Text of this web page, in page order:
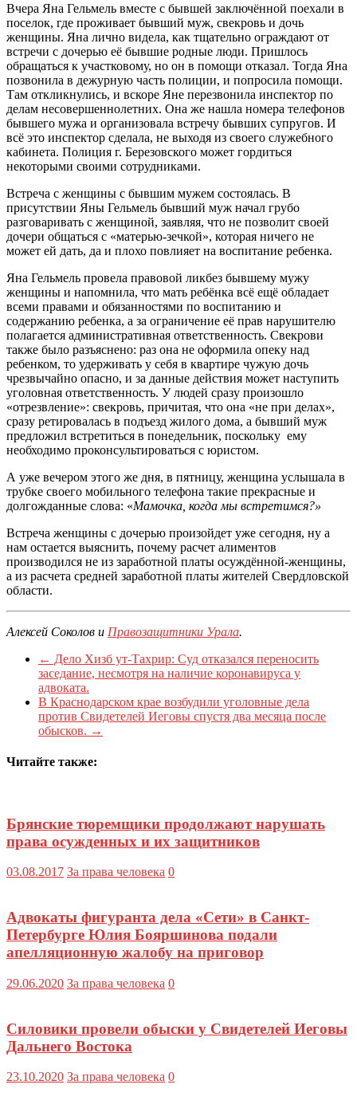
Вчера Яна Гельмель вместе с бывшей заключённой поехали в
поселок, где проживает бывший муж, свекровь и дочь
женщины. Яна лично видела, как тщательно ограждают от
встречи с дочерью её бывшие родные люди. Пришлось
обращаться к участковому, но он в помощи отказал. Тогда Яна
позвонила в дежурную часть полиции, и попросила помощи.
Там откликнулись, и вскоре Яне перезвонила инспектор по
делам несовершеннолетних. Она же нашла номера телефонов
бывшего мужа и организовала встречу бывших супругов. И
всё это инспектор сделала, не выходя из своего служебного
кабинета. Полиция г. Березовского может гордиться
некоторыми своими сотрудниками.
Встреча с женщины с бывшим мужем состоялась. В
присутствии Яны Гельмель бывший муж начал грубо
разговаривать с женщиной, заявляя, что не позволит своей
дочери общаться с «матерью-зечкой», которая ничего не
может ей дать, да и плохо повлияет на воспитание ребенка.
Яна Гельмель провела правовой ликбез бывшему мужу
женщины и напомнила, что мать ребёнка всё ещё обладает
всеми правами и обязанностями по воспитанию и
содержанию ребенка, а за ограничение её прав нарушителю
полагается административная ответственность. Свекрови
также было разъяснено: раз она не оформила опеку над
ребенком, то удерживать у себя в квартире чужую дочь
чрезвычайно опасно, и за данные действия может наступить
уголовная ответственность. У людей сразу произошло
«отрезвление»: свекровь, причитая, что она «не при делах»,
сразу ретировалась в подъезд жилого дома, а бывший муж
предложил встретиться в понедельник, поскольку ему
необходимо проконсультироваться с юристом.
А уже вечером этого же дня, в пятницу, женщина услышала в
трубке своего мобильного телефона такие прекрасные и
долгожданные слова: «Мамочка, когда мы встретимся?»
Встреча женщины с дочерью произойдет уже сегодня, ну а
нам остается выяснить, почему расчет алиментов
производился не из заработной платы осуждённой-женщины,
а из расчета средней заработной платы жителей Свердловской
области.
Алексей Соколов и Правозащитники Урала.
← Дело Хизб ут-Тахрир: Суд отказался переносить
заседание, несмотря на наличие коронавируса у
адвоката.
В Краснодарском крае возбудили уголовные дела
против Свидетелей Иеговы спустя два месяца после
обысков. →
Читайте также:
Брянские тюремщики продолжают нарушать
права осужденных и их защитников
03.08.2017 За права человека 0
Адвокаты фигуранта дела «Сети» в Санкт-
Петербурге Юлия Бояршинова подали
апелляционную жалобу на приговор
29.06.2020 За права человека 0
Силовики провели обыски у Свидетелей Иеговы
Дальнего Востока
23.10.2020 За права человека 0